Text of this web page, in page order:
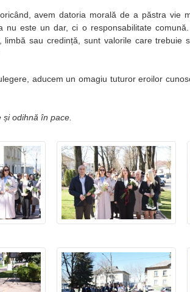
avem datoria morală de a păstra vie
nu este un dar, ci o responsabilitate
limbă sau credință, sunt valorile care trebuie
aducem un omagiu tuturor eroilor
și odihnă în pace.